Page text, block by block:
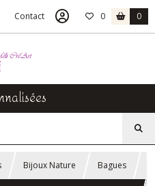
Contact 0 0
Bijoux Nature Bagues